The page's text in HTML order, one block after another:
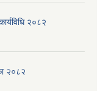
२०८२
२०८२